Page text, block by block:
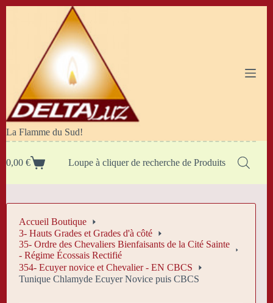
La Flamme du Sud!
Panier
0,00 € Loupe à cliquer de recherche de Produits
Accueil Boutique
3- Hauts Grades et Grades d'à côté
35- Ordre des Chevaliers Bienfaisants de la Cité Sainte
- Régime Écossais Rectifié
354- Ecuyer novice et Chevalier - EN CBCS
Tunique Chlamyde Ecuyer Novice puis CBCS